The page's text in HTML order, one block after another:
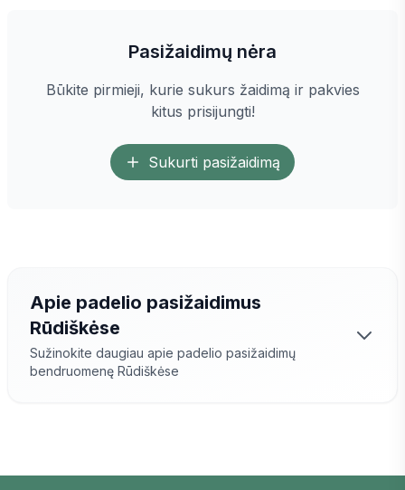
Pasižaidimų nėra
Būkite pirmieji, kurie sukurs žaidimą ir pakvies
kitus prisijungti!
Sukurti pasižaidimą
Apie padelio pasižaidimus
Rūdiškėse
Sužinokite daugiau apie padelio pasižaidimų
bendruomenę Rūdiškėse
galimybė susipažinti su naujais žaidėjais